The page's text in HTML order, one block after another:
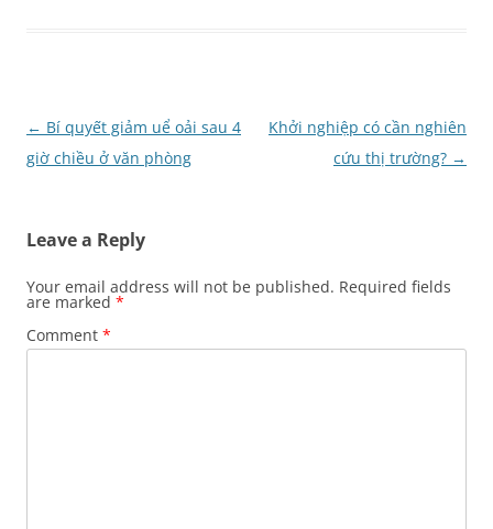
Post
navigation
← Bí quyết giảm uể oải sau 4
giờ chiều ở văn phòng
Khởi nghiệp có cần nghiên
cứu thị trường? →
Leave a Reply
Your email address will not be published. Required fields
are marked *
Comment *